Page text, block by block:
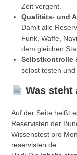
Zeit vergeht.
Qualitäts- und
Damit alle
Funk, Waffe,
dem gleichen
Selbstkontrolle
selbst testen
Was steht
Auf der Seite heißt
Reservisten der
Wissenstest pro
reservisten.de